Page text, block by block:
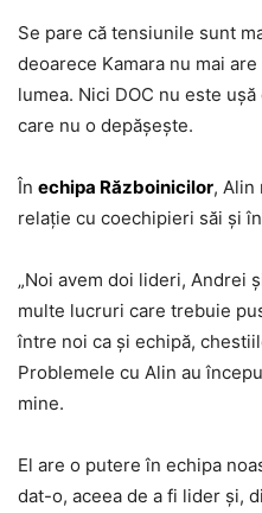
Se pare că tensiunile sunt
deoarece Kamara nu mai
lumea. Nici DOC nu este
care nu o depășește.
În echipa Războinicilor, Alin
relație cu coechipieri săi și
„Noi avem doi lideri, Andrei
multe lucruri care trebuie
între noi ca și echipă,
Problemele cu Alin au
mine.
El are o putere în echipa
dat-o, aceea de a fi lider și,